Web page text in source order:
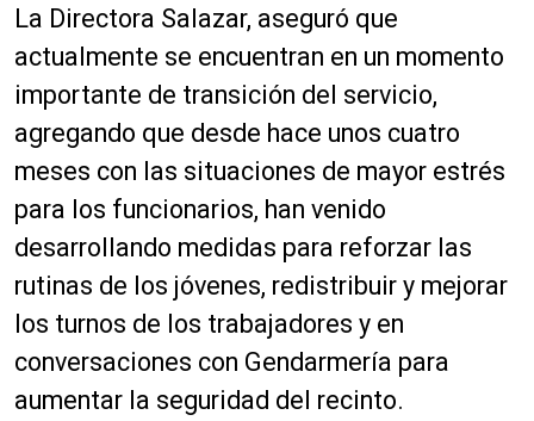
t
r
d
e
u
d
i
p
r
o
d
u
c
o
r
d
e
a
u
d
La Directora Salazar, aseguró que
actualmente se encuentran en un momento
importante de transición del servicio,
agregando que desde hace unos cuatro
meses con las situaciones de mayor estrés
para los funcionarios, han venido
desarrollando medidas para reforzar las
rutinas de los jóvenes, redistribuir y mejorar
los turnos de los trabajadores y en
conversaciones con Gendarmería para
aumentar la seguridad del recinto.